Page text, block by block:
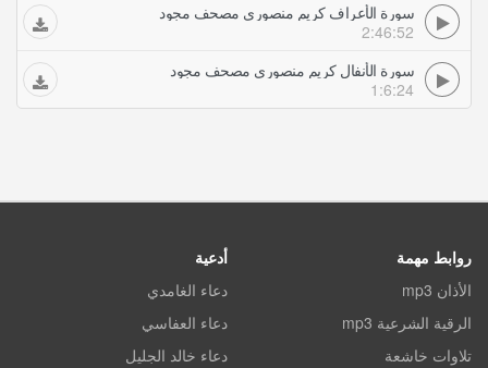
سورة الأعراف كريم منصوري مصحف مجود
2:46:52
سورة الأنفال كريم منصوري مصحف مجود
1:6:24
روابط مهمة
الأذان mp3
الرقية الشرعية mp3
تلاوات خاشعة
أدعية
دعاء الغامدي
دعاء العفاسي
دعاء خالد الجليل